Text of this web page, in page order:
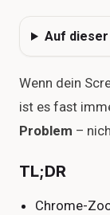
Auf
Wenn dein
ist es fast
Problem –
TL;DR
Chrome-